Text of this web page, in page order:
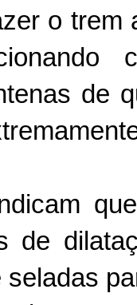
o trem
de
de
seladas